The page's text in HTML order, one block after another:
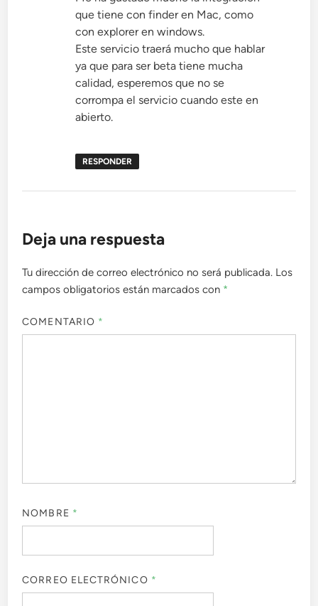
que tiene con finder en Mac, como
con explorer en windows.
Este servicio traerá mucho que hablar
ya que para ser beta tiene mucha
calidad, esperemos que no se
corrompa el servicio cuando este en
abierto.
RESPONDER
Deja una respuesta
Tu dirección de correo electrónico no será publicada. Los
campos obligatorios están marcados con *
COMENTARIO *
NOMBRE *
CORREO ELECTRÓNICO *